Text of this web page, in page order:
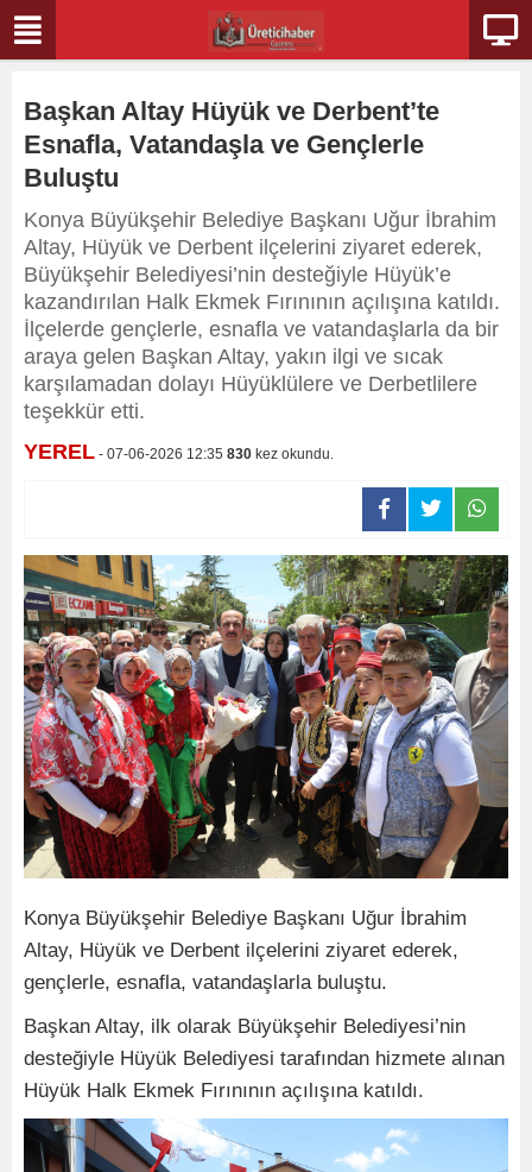
Başkan Altay Hüyük ve Derbent’te
Esnafla, Vatandaşla ve Gençlerle
Buluştu
Konya Büyükşehir Belediye Başkanı Uğur İbrahim
Altay, Hüyük ve Derbent ilçelerini ziyaret ederek,
Büyükşehir Belediyesi’nin desteğiyle Hüyük’e
kazandırılan Halk Ekmek Fırınının açılışına katıldı.
İlçelerde gençlerle, esnafla ve vatandaşlarla da bir
araya gelen Başkan Altay, yakın ilgi ve sıcak
karşılamadan dolayı Hüyüklülere ve Derbetlilere
teşekkür etti.
YEREL - 07-06-2026 12:35 830 kez okundu.
Konya Büyükşehir Belediye Başkanı Uğur İbrahim
Altay, Hüyük ve Derbent ilçelerini ziyaret ederek,
gençlerle, esnafla, vatandaşlarla buluştu.
Başkan Altay, ilk olarak Büyükşehir Belediyesi’nin
desteğiyle Hüyük Belediyesi tarafından hizmete alınan
Hüyük Halk Ekmek Fırınının açılışına katıldı.